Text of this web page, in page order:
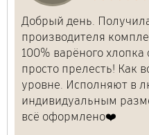
Адрес электронной почты
использован лишь для
не устраиваем массовые
При желании вы
Добрый день.
производителя
100% варёного
просто прелесть! Как
уровне. Исполняют в
индивидуальным
всё оформлено❤️